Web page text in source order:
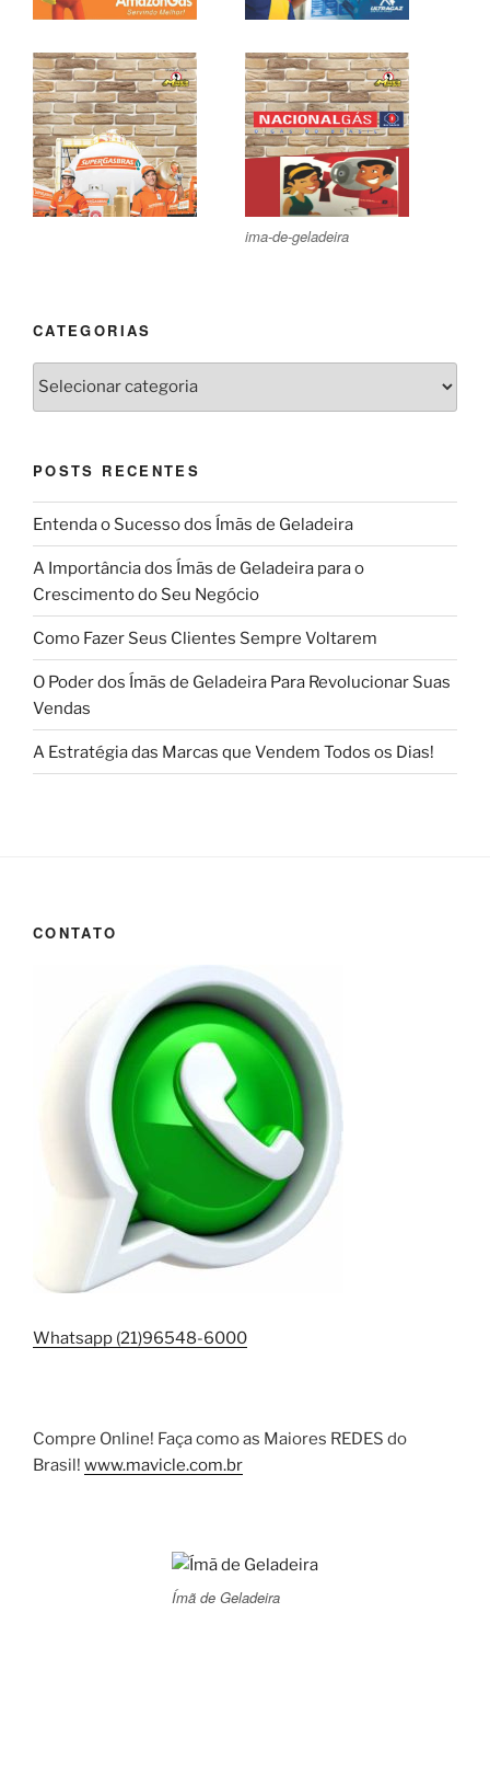
ima-de-geladeira
CATEGORIAS
Categorias
POSTS RECENTES
Entenda o Sucesso dos Ímãs de Geladeira
A Importância dos Ímãs de Geladeira para o
Crescimento do Seu Negócio
Como Fazer Seus Clientes Sempre Voltarem
O Poder dos Ímãs de Geladeira Para Revolucionar Suas
Vendas
A Estratégia das Marcas que Vendem Todos os Dias!
CONTATO
Whatsapp (21)96548-6000
Compre Online! Faça como as Maiores REDES do
Brasil! www.mavicle.com.br
Ímã de Geladeira